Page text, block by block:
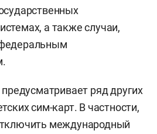
а также случаи,
ряд других
сим-карт. В частности,
международный